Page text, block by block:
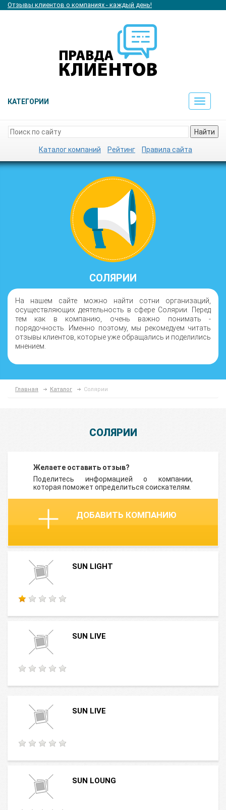
Отзывы клиентов о компаниях - каждый день!
КАТЕГОРИИ
Toggle
Найти
Каталог компаний Рейтинг Правила сайта
СОЛЯРИИ
На нашем сайте можно найти сотни организаций,
осуществляющих деятельность в сфере Солярии. Перед
тем как в компанию, очень важно понимать -
порядочность. Именно поэтому, мы рекомедуем читать
отзывы клиентов, которые уже обращались и поделились
мнением.
Главная Каталог Солярии
СОЛЯРИИ
Желаете оставить отзыв?
Поделитесь информацией о компании,
которая поможет определиться соискателям.
ДОБАВИТЬ КОМПАНИЮ
SUN LIGHT
SUN LIVE
SUN LIVE
SUN LOUNG